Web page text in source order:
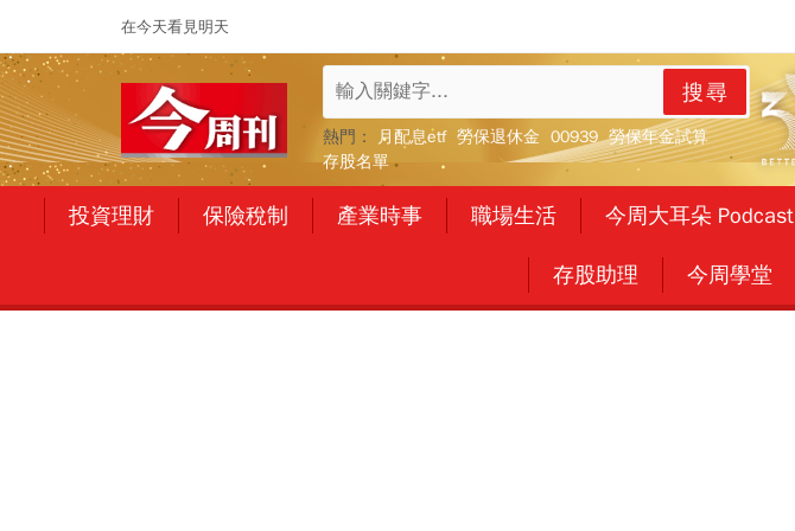
在今天看見明天
搜尋
熱門： 月配息etf 勞保退休金 00939 勞保年金試算
存股名單
投資理財 保險稅制 產業時事 職場生活 今周大耳朵 Podcast
存股助理 今周學堂